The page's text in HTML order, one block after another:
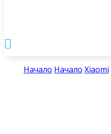

Начало Начало Xiaomi